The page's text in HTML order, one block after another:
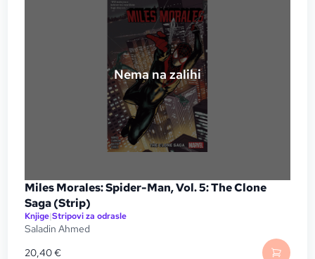
Nema na zalihi
Miles Morales: Spider-Man, Vol. 5: The Clone
Saga (Strip)
Knjige|Stripovi za odrasle
Saladin Ahmed
20,40€